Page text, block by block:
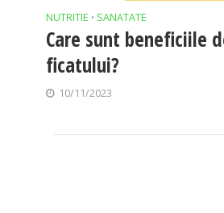
NUTRITIE • SANATATE
Care sunt beneficiile
ficatului?
10/11/2023